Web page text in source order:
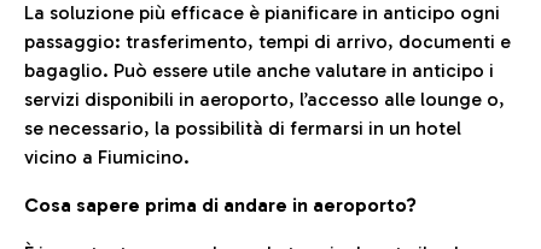
La soluzione più efficace è pianificare in anticipo ogni
passaggio: trasferimento, tempi di arrivo, documenti e
bagaglio. Può essere utile anche valutare in anticipo i
servizi disponibili in aeroporto, l’accesso alle lounge o,
se necessario, la possibilità di fermarsi in un hotel
vicino a Fiumicino.
Cosa sapere prima di andare in aeroporto?